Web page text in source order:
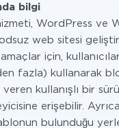
bilgi
WordPress ve
web sitesi
için,
fazla) kullanarak
kullanışlı bir
erişebilir.
bulunduğu